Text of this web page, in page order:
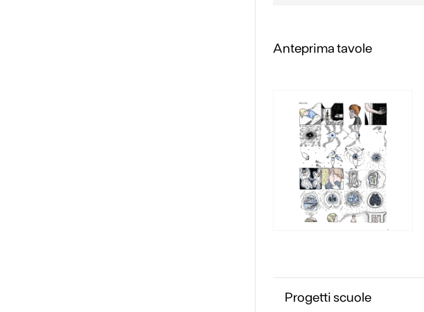
Anteprima tavole
Progetti scuole